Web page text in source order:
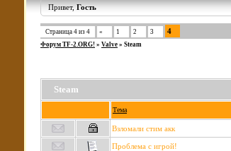
Привет,Гость
Страница 4 из 4 « 1 2 3 4
Форум TF-2.ORG! » Valve » Steam
Steam
Тема
Взломали стим акк
Проблема с игрой!